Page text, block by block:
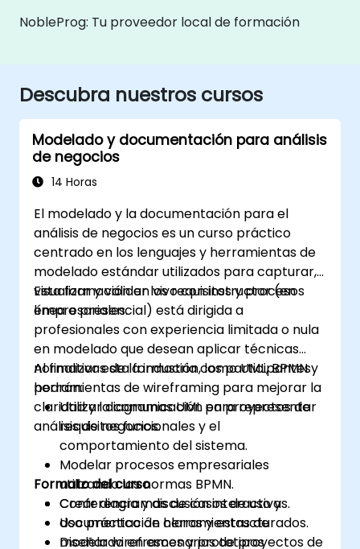
NobleProg: Tu proveedor local de formación
Descubra nuestros cursos
Modelado y documentación para análisis
de negocios
14 Horas
El modelado y la documentación para el
análisis de negocios es un curso práctico
centrado en los lenguajes y herramientas de
modelado estándar utilizados para capturar,
visualizar y validar los requisitos y procesos
empresariales.
Esta formación en vivo con instructor (en
línea o presencial) está dirigida a
profesionales con experiencia limitada o nula
en modelado que desean aplicar técnicas
normativas de la industria como UML, BPMN y
herramientas de wireframing para mejorar la
claridad y la comunicación en proyectos de
análisis de negocios.
Al finalizar esta formación, los participantes
podrán:
Utilizar diagramas UML para representar
requisitos funcionales y el
comportamiento del sistema.
Modelar procesos empresariales
utilizando las normas BPMN.
Crear diagramas de casos de uso y
documentación claros y estructurados.
Diseñar wireframes y prototipos
Formato del curso
Conferencia y discusión interactivas.
Uso práctico de herramientas de
modelado en escenarios de proyectos de